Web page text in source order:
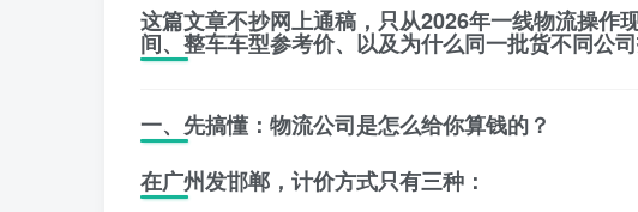
这篇文章不抄网上通稿，只从2026年一线物流操作
间、整车车型参考价、以及为什么同一批货不同公
一、先搞懂：物流公司是怎么给你算钱的？
在广州发邯郸， 计价方式只有三种 ：